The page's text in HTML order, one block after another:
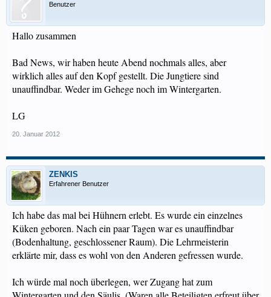
Benutzer
Hallo zusammen
Bad News, wir haben heute Abend nochmals alles, aber
wirklich alles auf den Kopf gestellt. Die Jungtiere sind
unauffindbar. Weder im Gehege noch im Wintergarten.
LG
20. Januar 2012
ZENKIS
Erfahrener Benutzer
Ich habe das mal bei Hühnern erlebt. Es wurde ein einzelnes
Küken geboren. Nach ein paar Tagen war es unauffindbar
(Bodenhaltung, geschlossener Raum). Die Lehrmeisterin
erklärte mir, dass es wohl von den Anderen gefressen wurde.
Ich würde mal noch überlegen, wer Zugang hat zum